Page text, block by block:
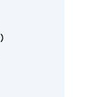
)